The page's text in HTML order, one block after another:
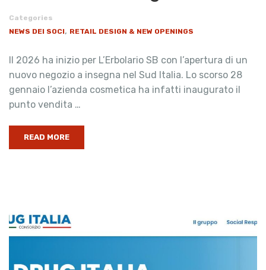
Categories
NEWS DEI SOCI, RETAIL DESIGN & NEW OPENINGS
Il 2026 ha inizio per L’Erbolario SB con l’apertura di un
nuovo negozio a insegna nel Sud Italia. Lo scorso 28
gennaio l’azienda cosmetica ha infatti inaugurato il
punto vendita …
READ MORE